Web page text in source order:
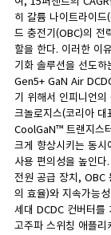
히 갈륨 나이트라이
드 충전기(OBC)의 전
할을 한다. 이러한 이
기화 솔루션을 선도
Gen5+ GaN Air
기 위해서 인피니언
크놀로지스(코리아
CoolGaN™ 트랜지스
크게 향상시키는 동
사용 편의성을 높인
전원 공급 장치, OBC
의 효율)와 지속가능
세대 DCDC 컨버터를
고주파 스위칭 애플